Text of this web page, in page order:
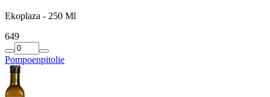
Ekoplaza - 250 Ml
649
Pompoenpitolie